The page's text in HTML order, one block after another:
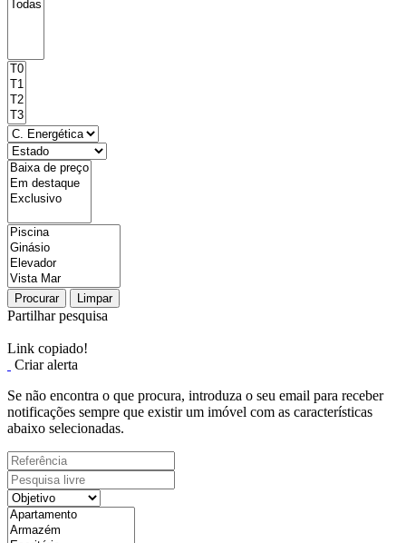
Procurar Limpar
Partilhar pesquisa
Link copiado!
Criar alerta
Se não encontra o que procura, introduza o seu email para receber
notificações sempre que existir um imóvel com as características
abaixo selecionadas.